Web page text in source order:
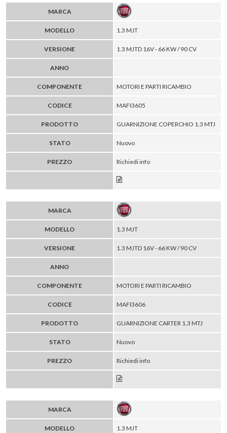
MARCA
MODELLO 1.3 MJT
VERSIONE 1.3 MJTD 16V - 66 KW / 90 CV
ANNO
COMPONENTE MOTORI E PARTI RICAMBIO
CODICE MAFI3605
PRODOTTO GUARNIZIONE COPERCHIO 1.3 MTJ
STATO Nuovo
PREZZO Richiedi info
MARCA
MODELLO 1.3 MJT
VERSIONE 1.3 MJTD 16V - 66 KW / 90 CV
ANNO
COMPONENTE MOTORI E PARTI RICAMBIO
CODICE MAFI3606
PRODOTTO GUARNIZIONE CARTER 1.3 MTJ
STATO Nuovo
PREZZO Richiedi info
MARCA
MODELLO 1.3 MJT